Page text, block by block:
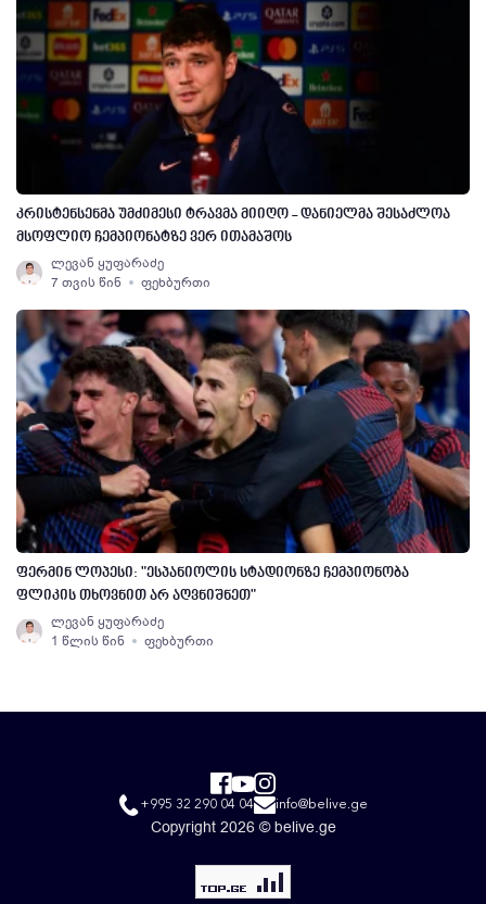
კრისტენსენმა უმძიმესი ტრავმა მიიღო - დანიელმა შესაძლოა
მსოფლიო ჩემპიონატზე ვერ ითამაშოს
ლევან ყუფარაძე
7 თვის წინ
ფეხბურთი
ფერმინ ლოპესი: "ესპანიოლის სტადიონზე ჩემპიონობა
ფლიკის თხოვნით არ აღვნიშნეთ"
ლევან ყუფარაძე
1 წლის წინ
ფეხბურთი
+995 32 290 04 04 info@belive.ge
Copyright 2026 © belive.ge